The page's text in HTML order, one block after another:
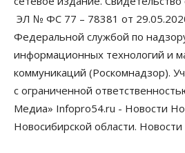
Духовная и медицинская
церковь посетит 50 поселений
области
10 Августа 2026, 12:15
Общество
В Новосибирской области
банкротстве с начала года
ЭЛ № ФС 77 – 78381 от
Федеральной службой по
информационных технологий и
коммуникаций (Роскомнадзор).
с ограниченной
Медиа» Infopro54.ru - Новости
Новосибирской области.